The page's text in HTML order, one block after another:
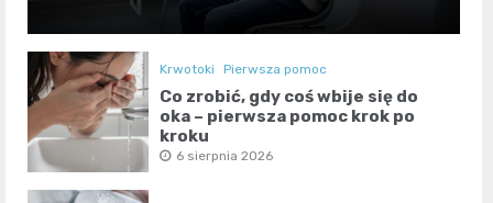
Krwotoki Pierwsza pomoc
Co zrobić, gdy coś wbije się do
oka – pierwsza pomoc krok po
kroku
6 sierpnia 2026